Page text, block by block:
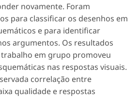
novamente. Foram
para classificar os desenhos em
e para identificar
argumentos. Os resultados
em grupo promoveu
nas respostas visuais.
correlação entre
qualidade e respostas